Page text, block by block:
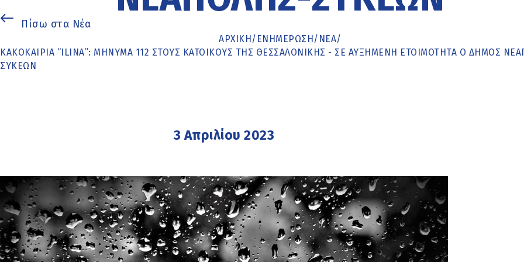
Πίσω στα Νέα
ΑΡΧΙΚΉ/ ΕΝΗΜΈΡΩΣΗ/ ΝΕΑ/
ΚΑΚΟΚΑΙΡΊΑ “ILINA”: ΜΉΝΥΜΑ 112 ΣΤΟΥΣ ΚΑΤΟΊΚΟΥΣ ΤΗΣ ΘΕΣΣΑΛΟΝΊΚΗΣ - ΣΕ ΑΥΞΗΜΈΝΗ ΕΤΟΙΜΌΤΗΤΑ Ο ΔΉΜΟΣ
ΣΥΚΕΏΝ
3 Απριλίου 2023